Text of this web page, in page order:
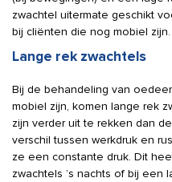
zwachtel uitermate geschikt
bij cliënten die nog mobiel zijn.
Lange rek zwachtels
Bij de behandeling van
mobiel zijn, komen lange rek
zijn verder uit te rekken dan
verschil tussen werkdruk en
ze een constante druk. Dit
zwachtels ’s nachts of bij een